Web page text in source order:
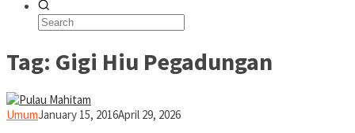
Tag: Gigi Hiu Pegadungan
Umumyopiefranz
January 15, 2016April 29, 2026